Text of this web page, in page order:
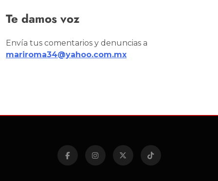
Te damos voz
Envía tus comentarios y denuncias a
mariroma34@yahoo.com.mx